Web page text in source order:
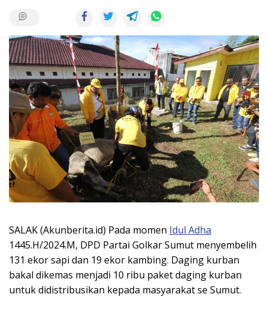
SALAK (Akunberita.id) Pada momen Idul Adha
1445.H/2024.M, DPD Partai Golkar Sumut menyembelih
131 ekor sapi dan 19 ekor kambing. Daging kurban
bakal dikemas menjadi 10 ribu paket daging kurban
untuk didistribusikan kepada masyarakat se Sumut.